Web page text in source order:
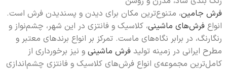
فرش جامین، متنوع‌ترین مکان برای دیدن و پسندیدن فرش است.
انواع فرش‌های ماشینی، کلاسیک و فانتزی در این شهر، چشم‌نواز و
رنگارنگ، در برابر نگاه‌های ماست. تمرکز بر انواع برندهای معتبر و
مطرح ایرانی در زمینه تولید فرش ماشینی و نیز برخورداری از
کامل‌ترین مجموعه‌ی انواع فرش‌های کلاسیک و فانتزی چشم‌اندازی